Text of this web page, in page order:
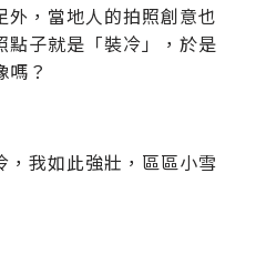
外，當地人的拍照創意也
點子就是「裝冷」，於是
嗎？
，我如此強壯，區區小雪